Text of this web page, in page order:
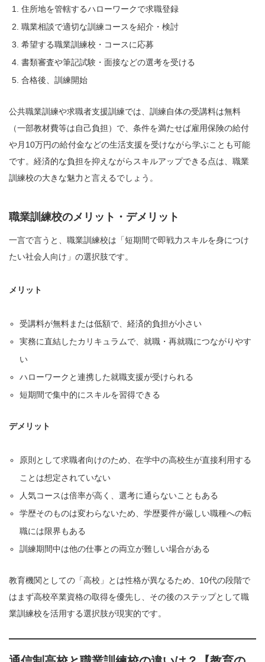
住所地を管轄するハローワークで求職登録
職業相談で適切な訓練コースを紹介・検討
希望する職業訓練校・コースに応募
書類審査や筆記試験・面接などの選考を受ける
合格後、訓練開始
公共職業訓練や求職者支援訓練では、訓練自体の受講料は無料
（一部教材費等は自己負担）で、条件を満たせば雇用保険の給付
や月10万円の給付金などの生活支援を受けながら学ぶことも可能
です。経済的な負担を抑えながらスキルアップできる点は、職業
訓練校の大きな魅力と言えるでしょう。
職業訓練校のメリット・デメリット
一言で言うと、職業訓練校は「短期間で即戦力スキルを身につけ
たい社会人向け」の選択肢です。
メリット
受講料が無料または低額で、経済的負担が小さい
実務に直結したカリキュラムで、就職・再就職につながりやす
い
ハローワークと連携した就職支援が受けられる
短期間で集中的にスキルを習得できる
デメリット
原則として求職者向けのため、在学中の高校生が直接利用する
ことは想定されていない
人気コースは倍率が高く、選考に通らないこともある
学歴そのものは変わらないため、学歴要件が厳しい職種への転
職には限界もある
訓練期間中は他の仕事との両立が難しい場合がある
教育機関としての「高校」とは性格が異なるため、10代の段階で
はまず高校卒業資格の取得を優先し、その後のステップとして職
業訓練校を活用する選択肢が現実的です。